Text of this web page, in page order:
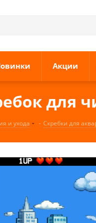
Акции
для
и ухода - Скребки для